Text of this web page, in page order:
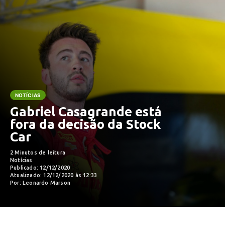
NOTÍCIAS
Gabriel Casagrande está
fora da decisão da Stock
Car
2 Minutos de leitura
Notícias
Publicado: 12/12/2020
Atualizado: 12/12/2020 às 12:33
Por: Leonardo Marson